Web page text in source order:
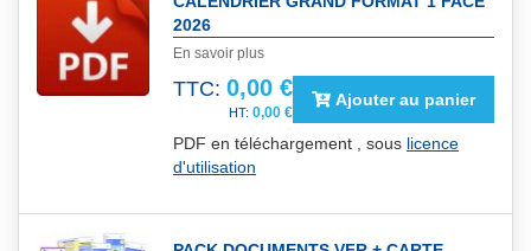
2026
En savoir plus
TTC: 0,00 €
0,00 €
Ajouter au panier
PDF en téléchargement , sous licence
d'utilisation